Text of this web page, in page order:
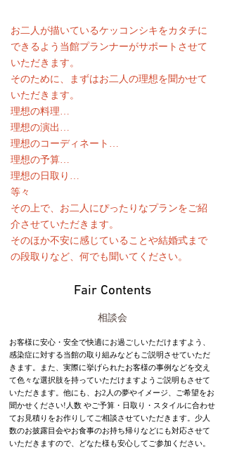
お二人が描いているケッコンシキをカタチに
できるよう当館プランナーがサポートさせて
いただきます。
そのために、まずはお二人の理想を聞かせて
いただきます。
理想の料理…
理想の演出…
理想のコーディネート…
理想の予算…
理想の日取り…
等々
その上で、お二人にぴったりなプランをご紹
介させていただきます。
そのほか不安に感じていることや結婚式まで
の段取りなど、何でも聞いてください。
Fair Contents
相談会
お客様に安心・安全で快適にお過ごしいただけますよう、
感染症に対する当館の取り組みなどもご説明させていただ
きます。また、実際に挙げられたお客様の事例などを交え
て色々な選択肢を持っていただけますようご説明もさせて
いただきます。他にも、お2人の夢やイメージ、ご希望をお
聞かせください!人数 やご予算・日取り・スタイルに合わせ
てお見積りをお作りしてご相談させていただきます。少人
数のお披露目会やお食事のお持ち帰りなどにも対応させて
いただきますので、どなた様も安心してご参加ください。